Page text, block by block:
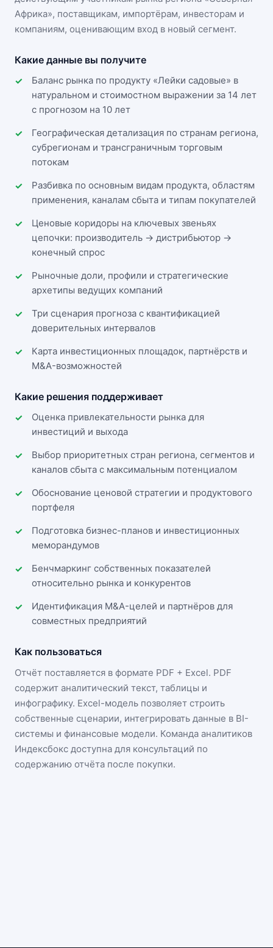
Африка», поставщикам, импортёрам, инвесторам и
компаниям, оценивающим вход в новый сегмент.
Какие данные вы получите
Баланс рынка по продукту «Лейки садовые» в
натуральном и стоимостном выражении за 14 лет
с прогнозом на 10 лет
Географическая детализация по странам региона,
субрегионам и трансграничным торговым
потокам
Разбивка по основным видам продукта, областям
применения, каналам сбыта и типам покупателей
Ценовые коридоры на ключевых звеньях
цепочки: производитель → дистрибьютор →
конечный спрос
Рыночные доли, профили и стратегические
архетипы ведущих компаний
Три сценария прогноза с квантификацией
доверительных интервалов
Карта инвестиционных площадок, партнёрств и
M&A-возможностей
Какие решения поддерживает
Оценка привлекательности рынка для
инвестиций и выхода
Выбор приоритетных стран региона, сегментов и
каналов сбыта с максимальным потенциалом
Обоснование ценовой стратегии и продуктового
портфеля
Подготовка бизнес-планов и инвестиционных
меморандумов
Бенчмаркинг собственных показателей
относительно рынка и конкурентов
Идентификация M&A-целей и партнёров для
совместных предприятий
Как пользоваться
Отчёт поставляется в формате PDF + Excel. PDF
содержит аналитический текст, таблицы и
инфографику. Excel-модель позволяет строить
собственные сценарии, интегрировать данные в BI-
системы и финансовые модели. Команда аналитиков
Индексбокс доступна для консультаций по
содержанию отчёта после покупки.